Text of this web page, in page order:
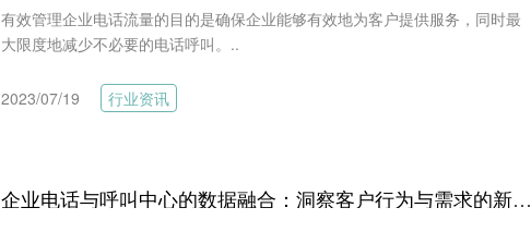
有效管理企业电话流量的目的是确保企业能够有效地为客户提供服务，同时最
大限度地减少不必要的电话呼叫。..
2023/07/19 行业资讯
企业电话与呼叫中心的数据融合：洞察客户行为与需求的新途径